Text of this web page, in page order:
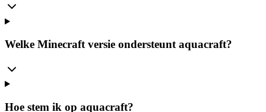
Welke Minecraft versie ondersteunt aquacraft?
Hoe stem ik op aquacraft?